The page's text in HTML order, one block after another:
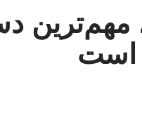
است